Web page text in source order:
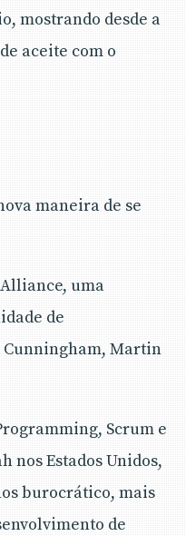
mostrando desde a
aceite com o
maneira de se
uma
de
Cunningham, Martin
Scrum e
nos Estados Unidos,
burocrático, mais
de